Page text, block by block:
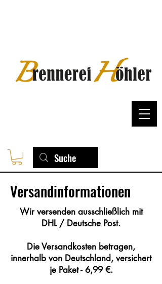
Versandinformationen
Wir versenden ausschließlich mit
DHL / Deutsche Post.
Die Versandkosten betragen,
innerhalb von Deutschland, versichert
je Paket - 6,99 €.